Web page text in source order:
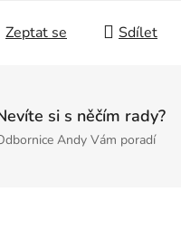
Zeptat se Sdílet
si s něčím rady?
Andy Vám poradí